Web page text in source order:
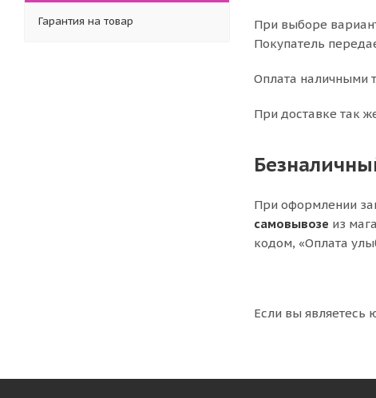
При выборе
Покупатель
Оплата наличными
При доставке так
При оформлении
самовывозе из
кодом, «Оплата
Если вы являетесь
Гарантия на товар